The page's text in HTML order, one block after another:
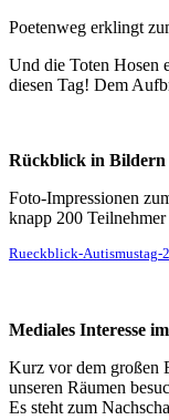
Poetenweg erklingt
Und die Toten Hosen
diesen Tag! Dem
Rückblick in Bildern
Foto-Impressionen
knapp 200
Rueckblick-Autismustag-
Mediales Interesse
Kurz vor dem großen
unseren Räumen
Es steht zum